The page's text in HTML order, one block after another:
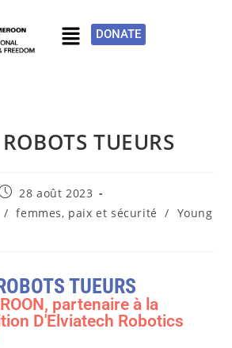
DONATE
TUEURS
28 août 2023
/ femmes, paix et sécurité / Young
TUEURS
partenaire à la
D'Elviatech Robotics